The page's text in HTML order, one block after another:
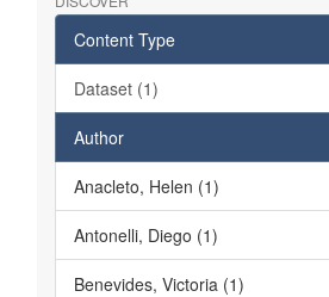
Content Type
Dataset (1)
Author
Anacleto, Helen (1)
Antonelli, Diego (1)
Benevides, Victoria (1)